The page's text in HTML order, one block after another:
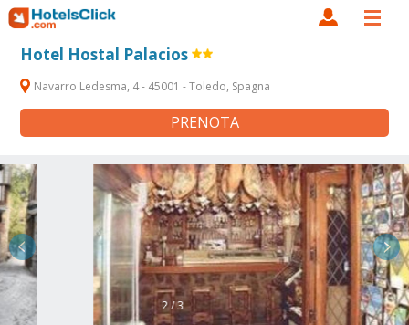
Hotel Hostal Palacios
Navarro Ledesma, 4 - 45001 - Toledo, Spagna
PRENOTA
2 / 3